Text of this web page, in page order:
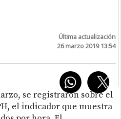
Última actualización
26 marzo 2019 13:54
se registraron sobre el
el indicador que muestra